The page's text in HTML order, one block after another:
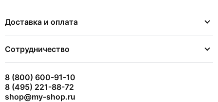
Доставка и оплата
Сотрудничество
8 (800) 600-91-10
8 (495) 221-88-72
shop@my-shop.ru